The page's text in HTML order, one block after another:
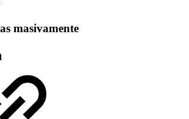
masivamente